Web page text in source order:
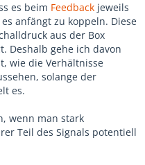
es beim Feedback jeweils
anfängt zu koppeln. Diese
aus der Box
Deshalb gehe ich davon
wie die Verhältnisse
solange der
es.
wenn man stark
Teil des Signals potentiell